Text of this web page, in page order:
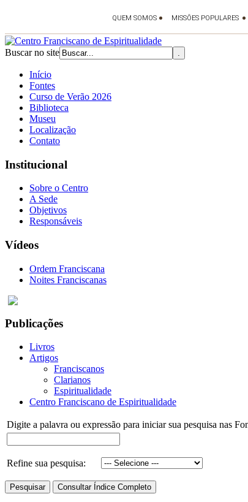
Buscar no site
Início
Fontes
Curso de Verão 2026
Biblioteca
Museu
Localização
Contato
Institucional
Sobre o Centro
A Sede
Objetivos
Responsáveis
Vídeos
Ordem Franciscana
Noites Franciscanas
Publicações
Livros
Artigos
Franciscanos
Clarianos
Espiritualidade
Centro Franciscano de Espiritualidade
Digite a palavra ou expressão para iniciar sua pesquisa nas
Refine sua pesquisa: